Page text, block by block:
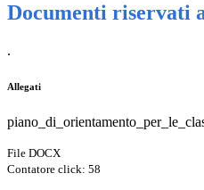
Documenti riservati
.
Allegati
File DOCX
Contatore click: 58